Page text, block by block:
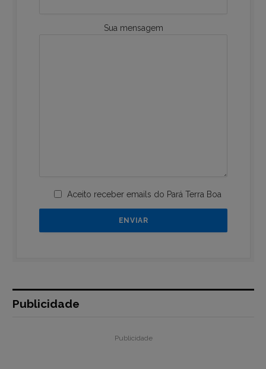
Sua mensagem
Aceito receber emails do Pará Terra Boa
Publicidade
Publicidade